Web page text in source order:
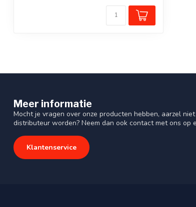
Meer informatie
Mocht je vragen over onze producten hebben, aarzel
distributeur worden? Neem dan ook contact met ons
Klantenservice